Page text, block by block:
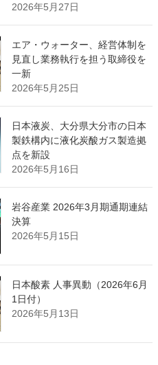
2026年5月27日
エア・ウォーター、経営体制を
見直し業務執行を担う取締役を
一新
2026年5月25日
日本液炭、大分県大分市の日本
製鉄構内に液化炭酸ガス製造拠
点を新設
2026年5月16日
岩谷産業 2026年3月期通期連結
決算
2026年5月15日
日本酸素 人事異動（2026年6月
1日付）
2026年5月13日